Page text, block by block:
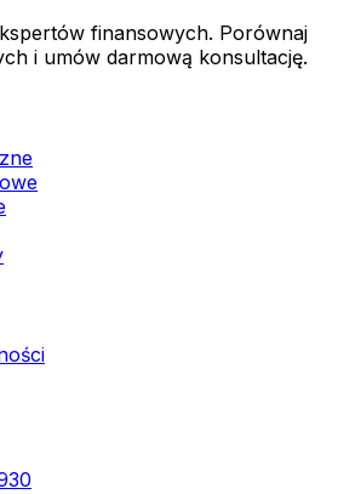
finansowych. Porównaj
i umów darmową konsultację.